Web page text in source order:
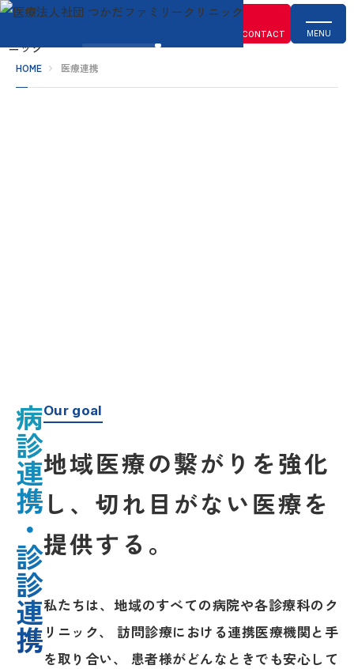
CONTACT MENU
HOME 医療連携
病診連携・診診連携Our goal
地域医療の繋がりを強化
し、 切れ目がない医療を
提供する。
私たちは、地域のすべての病院や各診療科のク
リニック、
訪問診療における連携医療機関と手
を取り合い、
患者様がどんなときでも安心して